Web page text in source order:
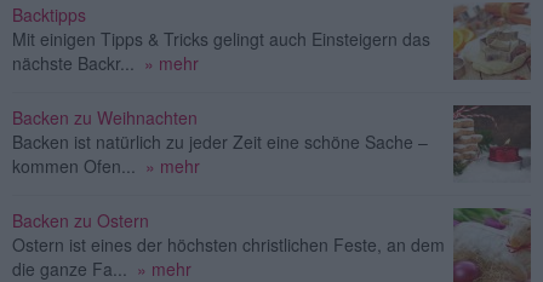
Backtipps
Mit einigen Tipps & Tricks gelingt auch Einsteigern das
nächste Backr...
» mehr
Backen zu Weihnachten
Backen ist natürlich zu jeder Zeit eine schöne Sache –
kommen Ofen...
» mehr
Backen zu Ostern
Ostern ist eines der höchsten christlichen Feste, an dem
die ganze Fa...
» mehr